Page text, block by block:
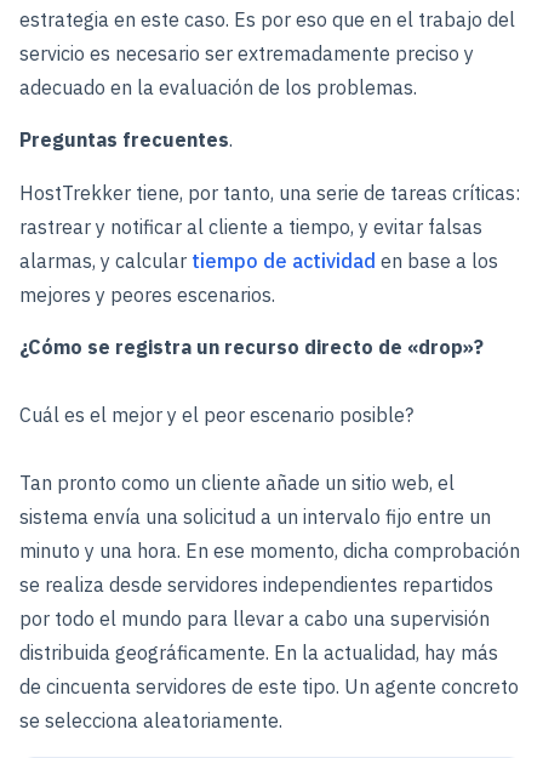
estrategia en este caso. Es por eso que en el trabajo del
servicio es necesario ser extremadamente preciso y
adecuado en la evaluación de los problemas.
Preguntas frecuentes.
HostTrekker tiene, por tanto, una serie de tareas críticas:
rastrear y notificar al cliente a tiempo, y evitar falsas
alarmas, y calcular tiempo de actividad en base a los
mejores y peores escenarios.
¿Cómo se registra un recurso directo de «drop»?
Cuál es el mejor y el peor escenario posible?
Tan pronto como un cliente añade un sitio web, el
sistema envía una solicitud a un intervalo fijo entre un
minuto y una hora. En ese momento, dicha comprobación
se realiza desde servidores independientes repartidos
por todo el mundo para llevar a cabo una supervisión
distribuida geográficamente. En la actualidad, hay más
de cincuenta servidores de este tipo. Un agente concreto
se selecciona aleatoriamente.